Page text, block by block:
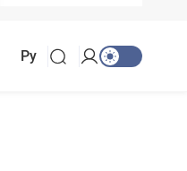
Ру